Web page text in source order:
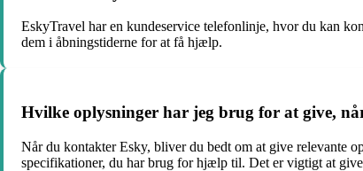
EskyTravel har en kundeservice telefonlinje, hvor du kan
dem i åbningstiderne for at få hjælp.
Hvilke oplysninger har jeg brug for at give,
Når du kontakter Esky, bliver du bedt om at give relevante
specifikationer, du har brug for hjælp til. Det er vigtigt at